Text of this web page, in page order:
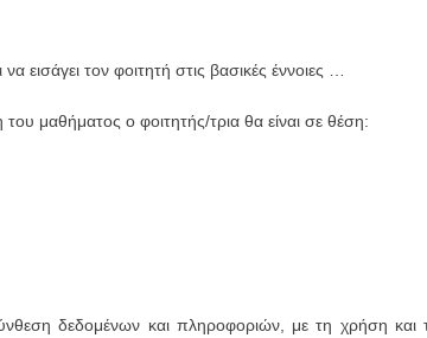
εισάγει τον φοιτητή στις βασικές έννοιες …
μαθήματος ο φοιτητής/τρια θα είναι σε θέση:
δεδομένων και πληροφοριών, με τη χρήση και